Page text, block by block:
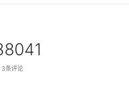
3条评论